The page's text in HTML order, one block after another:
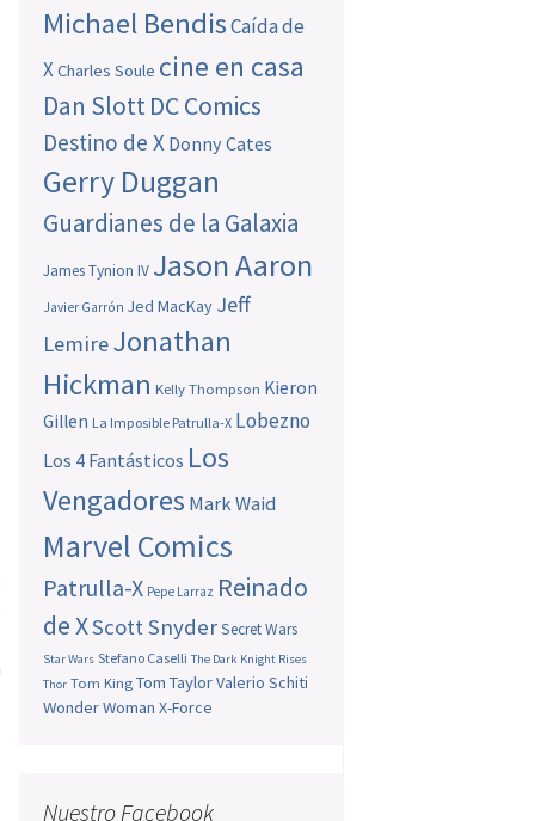
Michael BendisCaída de
XCharles Soule cine en casa
Dan SlottDC Comics
Destino de X Donny Cates
Gerry Duggan
Guardianes de la Galaxia
James Tynion IV Jason Aaron
Javier Garrón Jed MacKay Jeff
LemireJonathan
Hickman Kelly Thompson Kieron
Gillen La Imposible Patrulla-X Lobezno
Los 4 Fantásticos Los
Vengadores Mark Waid
Marvel Comics
Patrulla-X Pepe Larraz Reinado
de XScott SnyderSecret Wars
Star Wars Stefano Caselli The Dark Knight Rises
Thor Tom King Tom TaylorValerio Schiti
Wonder Woman X-Force
Nuestro Facebook